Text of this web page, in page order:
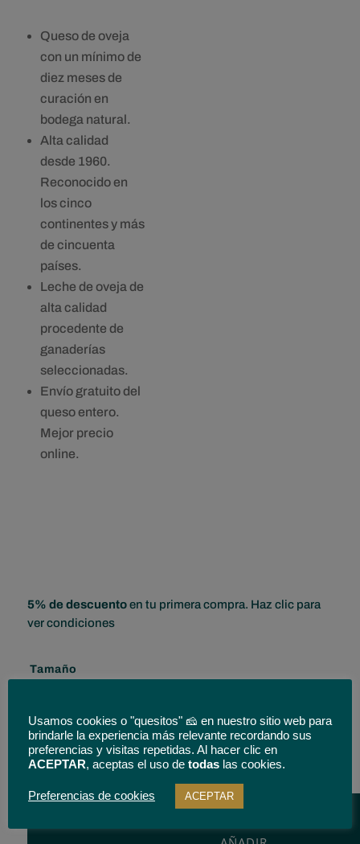
Queso de oveja
con un mínimo de
diez meses de
curación en
bodega natural.
Alta calidad
desde 1960.
Reconocido en
los cinco
continentes y más
de cincuenta
países.
Leche de oveja de
alta calidad
procedente de
ganaderías
seleccionadas.
Envío gratuito del
queso entero.
Mejor precio
online.
5% de descuentoen tu primera compra. Haz clic para
ver condiciones
Tamaño
Queso
puro
oveja
Usamos cookies o "quesitos" 🧀 en nuestro sitio web para
brindarle la experiencia más relevante recordando sus
preferencias y visitas repetidas. Al hacer clic en
ACEPTAR, aceptas el uso de todas las cookies.
Preferencias de cookies ACEPTAR